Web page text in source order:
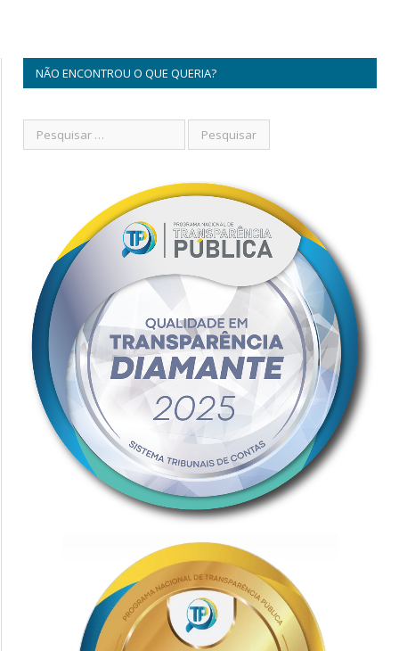
NÃO ENCONTROU O QUE QUERIA?